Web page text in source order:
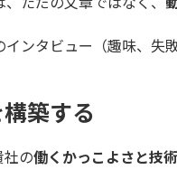
ンタビュー（趣味、失
築する
の働くかっこよさと技